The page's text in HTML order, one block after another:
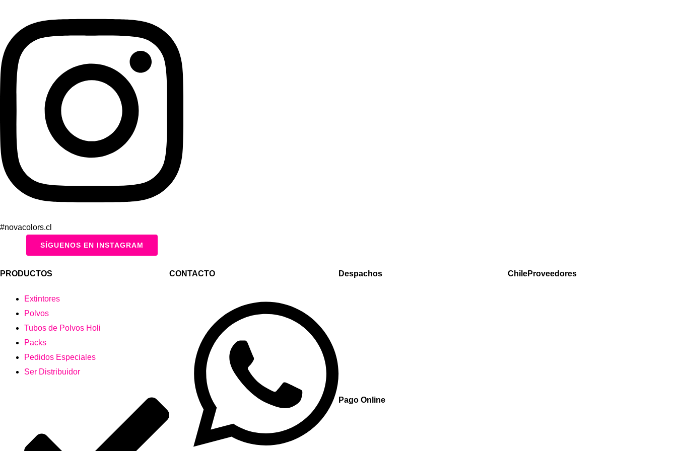
#novacolors.cl
SÍGUENOS EN INSTAGRAM
PRODUCTOS
Extintores
Polvos
Tubos de Polvos Holi
Packs
Pedidos Especiales
Ser Distribuidor
CONTACTO Despachos
Pago Online
ChileProveedores